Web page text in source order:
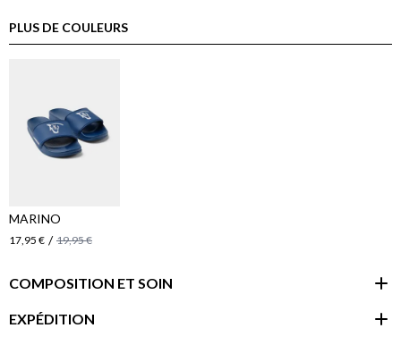
PLUS DE COULEURS
MARINO
17,95 € / 19,95 €
COMPOSITION ET SOIN
EXPÉDITION